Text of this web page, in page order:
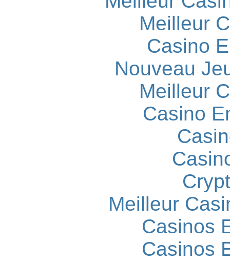
Meilleur
Casino
Nouveau
Meilleur
Casino
Meilleur
Casinos
Casinos